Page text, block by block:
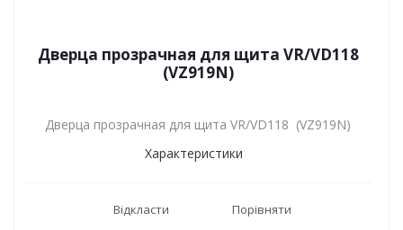
Дверца прозрачная для щита VR/VD118
(VZ919N)
Дверца прозрачная для щита VR/VD118 (VZ919N)
Характеристики
Відкласти Порівняти